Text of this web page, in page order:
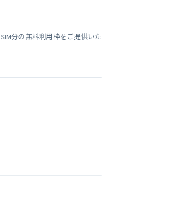
分の無料利用枠をご提供いた